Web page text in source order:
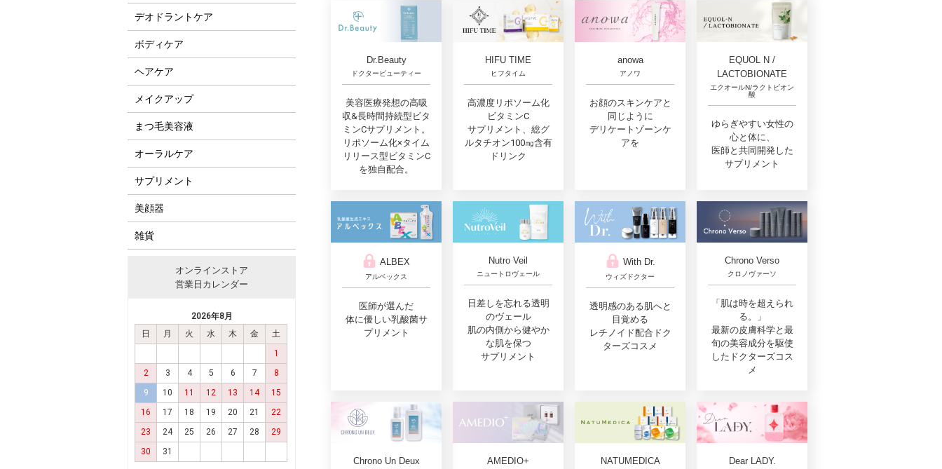
デオドラントケア
ボディケア
ヘアケア
メイクアップ
まつ毛美容液
オーラルケア
サプリメント
美顔器
雑貨
オンラインストア
営業日カレンダー
2026年8月
日
月 火 水 木 金
土
1
2
3 4 5 6 7
8
9
10 11 12 13 14
15
16
17 18 19 20 21
22
23
24 25 26 27 28
29
30
31
Dr.Beauty
ドクタービューティー
美容医療発想の高吸
収&長時間持続型ビタ
ミンCサプリメント。
リポソーム化×タイム
リリース型ビタミンC
を独自配合。
HIFU TIME
ヒフタイム
高濃度リポソーム化
ビタミンC
サプリメント、総グ
ルタチオン100㎎含有
ドリンク
anowa
アノワ
お顔のスキンケアと
同じように
デリケートゾーンケ
アを
EQUOL N /
LACTOBIONATE
エクオールN/ラクトビオン
酸
ゆらぎやすい女性の
心と体に、
医師と共同開発した
サプリメント
ALBEX
アルベックス
医師が選んだ
体に優しい乳酸菌サ
プリメント
Nutro Veil
ニュートロヴェール
日差しを忘れる透明
のヴェール
肌の内側から健やか
な肌を保つ
サプリメント
With Dr.
ウィズドクター
透明感のある肌へと
目覚める
レチノイド配合ドク
ターズコスメ
Chrono Verso
クロノヴァーソ
「肌は時を超えられ
る。」
最新の皮膚科学と最
旬の美容成分を駆使
したドクターズコス
メ
Chrono Un Deux AMEDIO+ NATUMEDICA Dear LADY.